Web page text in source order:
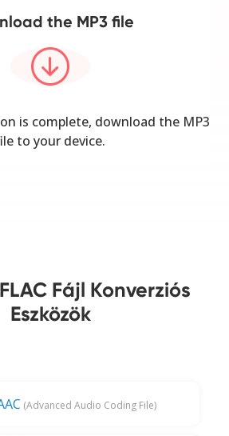
the MP3 file
is complete, download the MP3
to your device.
Fájl Konverziós
Eszközök
(Advanced Audio Coding File)